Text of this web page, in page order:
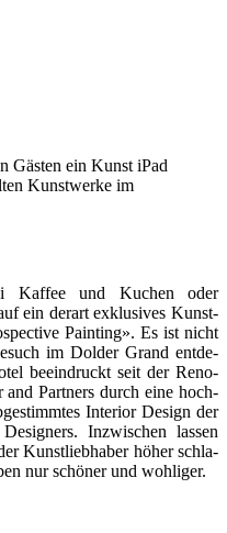
Gäs­ten ein Kunst iPad
Kunst­wer­ke im
Kaf­fee und Kuchen oder
ein der­art exklu­si­ves Kunst­
Pain­ting». Es ist nicht
im Dol­der Grand ent­de­
beein­druckt seit der Reno­
Part­ners durch eine hoch­
Inte­ri­or Design der
Inzwi­schen las­sen
Kunst­lieb­ha­ber höher schla­
nur schö­ner und wohliger.